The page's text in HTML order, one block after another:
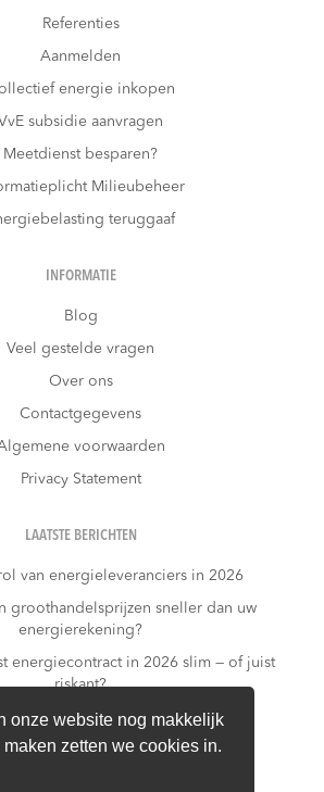
onze website nog makkelijk
zetten we cookies in.
Referenties
Aanmelden
energie inkopen
subsidie aanvragen
Meetdienst besparen?
Milieubeheer
teruggaaf
INFORMATIE
Blog
Veel gestelde vragen
Over ons
Contactgegevens
voorwaarden
Privacy Statement
LAATSTE BERICHTEN
van energieleveranciers in 2026
groothandelsprijzen sneller dan uw
energierekening?
energiecontract in 2026 slim — of juist
riskant?
Wat kost niets doen?
+ dynamisch contract: gouden